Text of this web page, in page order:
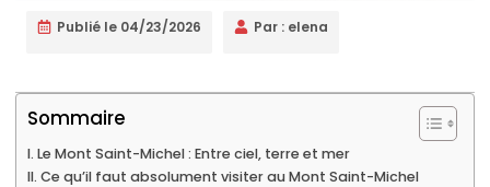
Publié le 04/23/2026 Par : elena
Sommaire
I. Le Mont Saint-Michel : Entre ciel, terre et mer
II. Ce qu’il faut absolument visiter au Mont Saint-Michel